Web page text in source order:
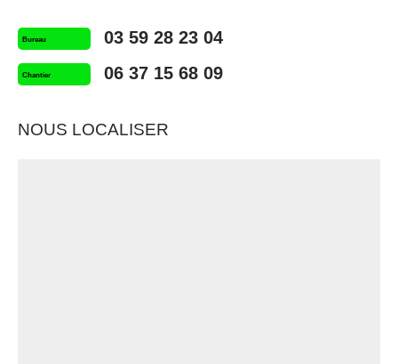
Bureau 03 59 28 23 04
Chantier 06 37 15 68 09
NOUS LOCALISER